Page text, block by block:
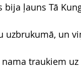
ļauns Tā
uzbrukumā, un
traukiem